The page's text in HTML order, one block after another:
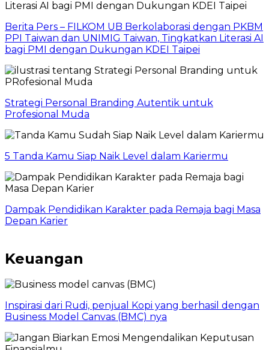
Berita Pers – FILKOM UB Berkolaborasi dengan PKBM
PPI Taiwan dan UNIMIG Taiwan, Tingkatkan Literasi AI
bagi PMI dengan Dukungan KDEI Taipei
Strategi Personal Branding Autentik untuk
Profesional Muda
5 Tanda Kamu Siap Naik Level dalam Kariermu
Dampak Pendidikan Karakter pada Remaja bagi Masa
Depan Karier
Keuangan
Inspirasi dari Rudi, penjual Kopi yang berhasil dengan
Business Model Canvas (BMC) nya